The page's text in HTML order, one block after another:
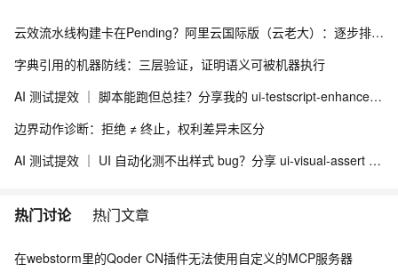
云效流水线构建卡在Pending？阿里云国际版（云老大）：逐步排查构建集群、并发与缓存
字典引用的机器防线：三层验证，证明语义可被机器执行
AI 测试提效 ｜ 脚本能跑但总挂？分享我的 ui-testscript-enhancer + Skill UI 自动化健壮性增强方案
边界动作诊断：拒绝 ≠ 终止，权利差异未区分
AI 测试提效 ｜ UI 自动化测不出样式 bug？分享 ui-visual-assert + Skill 视觉断言与多浏览器适配方案
热门讨论 热门文章
在webstorm里的Qoder CN插件无法使用自定义的MCP服务器